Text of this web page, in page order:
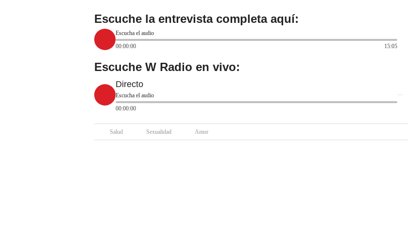
Escuche la entrevista completa aquí:
Escucha el audio
00:00:00
15:05
Escuche W Radio en vivo:
Directo
Escucha el audio
00:00:00
Salud Sexualidad Amor